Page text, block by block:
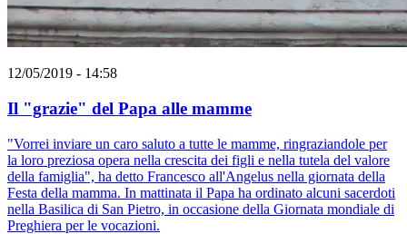
12/05/2019 - 14:58
Il "grazie" del Papa alle mamme
"Vorrei inviare un caro saluto a tutte le mamme, ringraziandole per
la loro preziosa opera nella crescita dei figli e nella tutela del valore
della famiglia", ha detto Francesco all'Angelus nella giornata della
Festa della mamma. In mattinata il Papa ha ordinato alcuni sacerdoti
nella Basilica di San Pietro, in occasione della Giornata mondiale di
Preghiera per le vocazioni.